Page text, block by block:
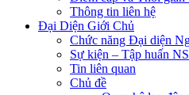
Thông tin liên hệ
Đại Diện Giới Chủ
Chức năng Đại diện
Sự kiện – Tập huấn
Tin liên quan
Chủ đề